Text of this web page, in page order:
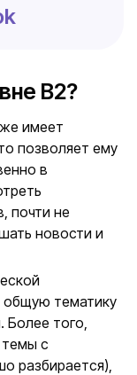
B2?
имеет
позволяет ему
в
почти не
новости и
общую тематику
Более того,
с
разбирается),